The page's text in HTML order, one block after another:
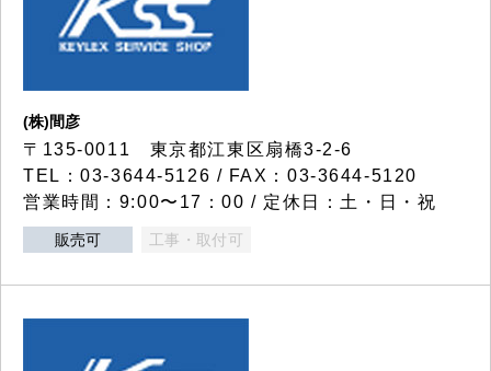
(株)間彦
〒135-0011 東京都江東区扇橋3-2-6
TEL：03-3644-5126 / FAX：03-3644-5120
営業時間：9:00〜17：00 / 定休日：土・日・祝
販売可 工事・取付可